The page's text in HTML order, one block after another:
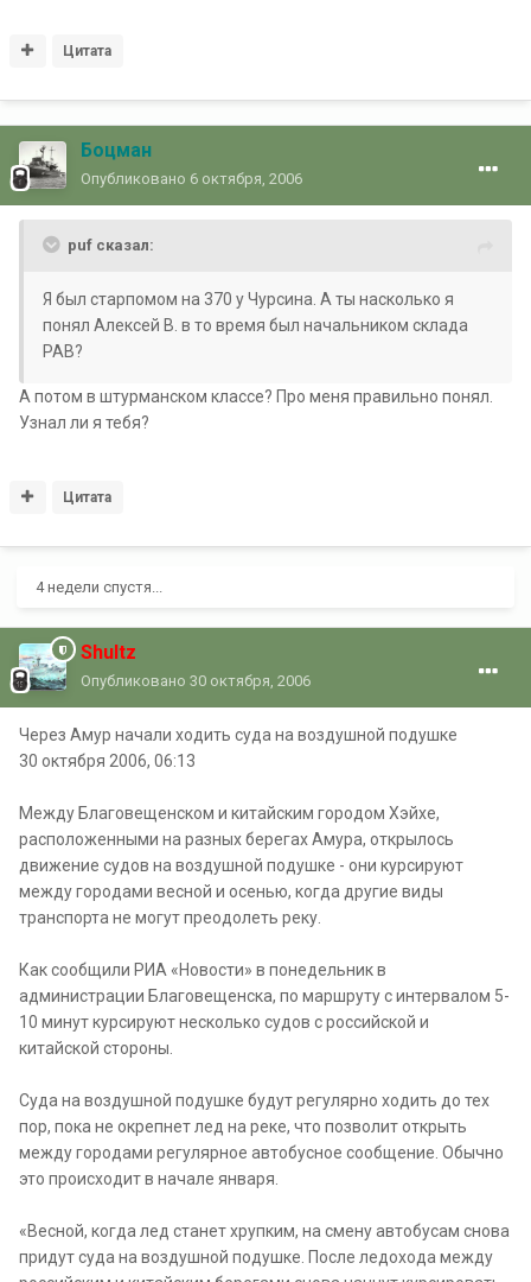
Цитата
Боцман
Опубликовано 6 октября, 2006
puf сказал:
Я был старпомом на 370 у Чурсина. А ты насколько я
понял Алексей В. в то время был начальником склада
РАВ?
А потом в штурманском классе? Про меня правильно понял.
Узнал ли я тебя?
Цитата
4 недели спустя...
Shultz
Опубликовано 30 октября, 2006
Через Амур начали ходить суда на воздушной подушке
30 октября 2006, 06:13
Между Благовещенском и китайским городом Хэйхе,
расположенными на разных берегах Амура, открылось
движение судов на воздушной подушке - они курсируют
между городами весной и осенью, когда другие виды
транспорта не могут преодолеть реку.
Как сообщили РИА «Новости» в понедельник в
администрации Благовещенска, по маршруту с интервалом 5-
10 минут курсируют несколько судов с российской и
китайской стороны.
Суда на воздушной подушке будут регулярно ходить до тех
пор, пока не окрепнет лед на реке, что позволит открыть
между городами регулярное автобусное сообщение. Обычно
это происходит в начале января.
«Весной, когда лед станет хрупким, на смену автобусам снова
придут суда на воздушной подушке. После ледохода между